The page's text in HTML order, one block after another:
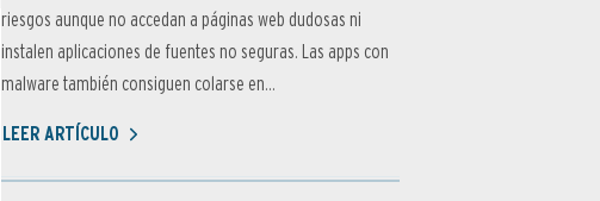
riesgos aunque no accedan a páginas web dudosas ni
instalen aplicaciones de fuentes no seguras. Las apps con
malware también consiguen colarse en...
LEER ARTÍCULO